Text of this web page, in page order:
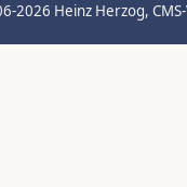
2026 Heinz Herzog,